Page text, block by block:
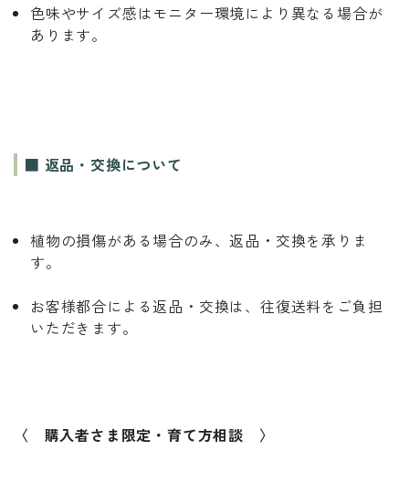
色味やサイズ感はモニター環境により異なる場合が
あります。
■ 返品・交換について
植物の損傷がある場合のみ、返品・交換を承りま
す。
お客様都合による返品・交換は、往復送料をご負担
いただきます。
〈 購入者さま限定・育て方相談 〉